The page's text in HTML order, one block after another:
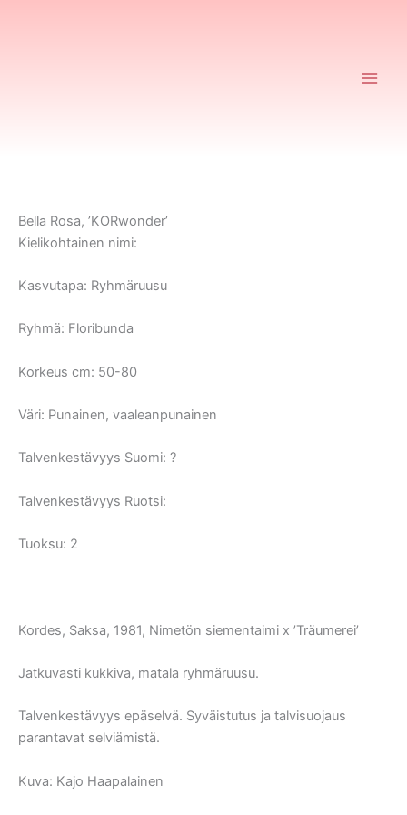
Bella Rosa, ’KORwonder’
Kielikohtainen nimi:
Kasvutapa: Ryhmäruusu
Ryhmä: Floribunda
Korkeus cm: 50-80
Väri: Punainen, vaaleanpunainen
Talvenkestävyys Suomi: ?
Talvenkestävyys Ruotsi:
Tuoksu: 2
Kordes, Saksa, 1981, Nimetön siementaimi x ’Träumerei’
Jatkuvasti kukkiva, matala ryhmäruusu.
Talvenkestävyys epäselvä. Syväistutus ja talvisuojaus
parantavat selviämistä.
Kuva: Kajo Haapalainen